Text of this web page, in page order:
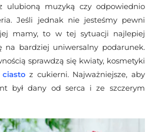
ulubioną muzyką czy odpowiednio
Jeśli jednak nie jesteśmy pewni
mamy, to w tej sytuacji najlepiej
na bardziej uniwersalny podarunek.
sprawdzą się kwiaty, kosmetyki
ciasto z cukierni. Najważniejsze, aby
był dany od serca i ze szczerym